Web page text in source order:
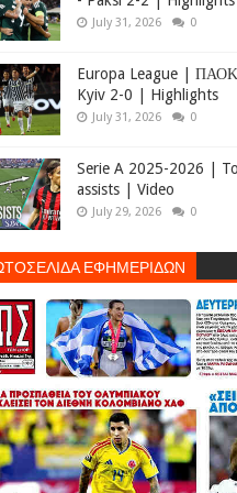
July 31, 2026 0
Europa League |
Kyiv 2-0 | Highlights
July 31, 2026 0
Serie A 2025-2026 |
assists | Video
July 29, 2026 0
ΕΦΗΜΕΡΙΔΩΝ